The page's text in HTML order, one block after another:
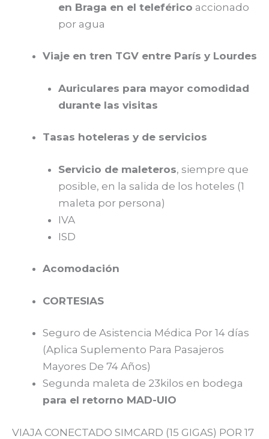
en Braga en el teleférico accionado
por agua
Viaje en tren TGV entre París y Lourdes
Auriculares para mayor comodidad
durante las visitas
Tasas hoteleras y de servicios
Servicio de maleteros, siempre que
posible, en la salida de los hoteles (1
maleta por persona)
IVA
ISD
Acomodación
CORTESIAS
Seguro de Asistencia Médica Por 14 días
(Aplica Suplemento Para Pasajeros
Mayores De 74 Años)
Segunda maleta de 23kilos en bodega
para el retorno MAD-UIO
VIAJA CONECTADO SIMCARD (15 GIGAS) POR 17